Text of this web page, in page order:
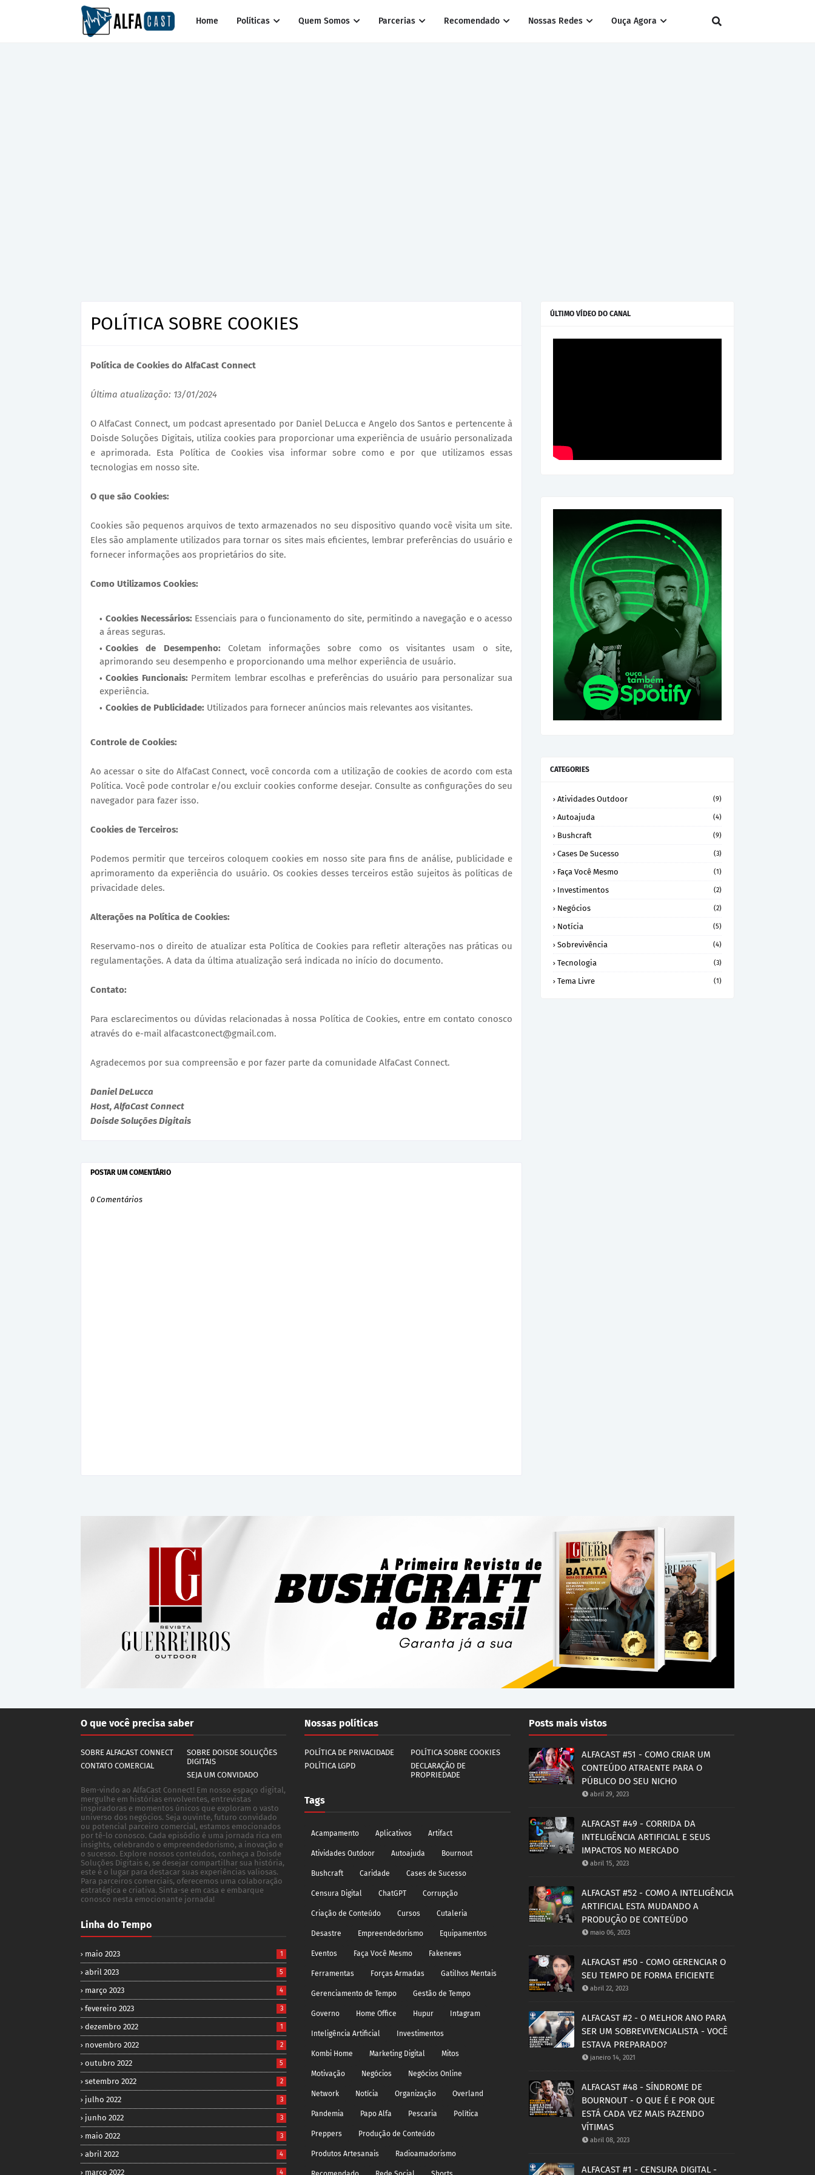
Home Políticas Quem Somos Parcerias Recomendado Nossas Redes Ouça Agora
POLÍTICA SOBRE COOKIES
Política de Cookies do AlfaCast Connect
Última atualização: 13/01/2024
O AlfaCast Connect, um podcast apresentado por Daniel DeLucca e Angelo dos Santos e pertencente à
Doisde Soluções Digitais, utiliza cookies para proporcionar uma experiência de usuário personalizada
e aprimorada. Esta Política de Cookies visa informar sobre como e por que utilizamos essas
tecnologias em nosso site.
O que são Cookies:
Cookies são pequenos arquivos de texto armazenados no seu dispositivo quando você visita um site.
Eles são amplamente utilizados para tornar os sites mais eficientes, lembrar preferências do usuário e
fornecer informações aos proprietários do site.
Como Utilizamos Cookies:
Cookies Necessários: Essenciais para o funcionamento do site, permitindo a navegação e o acesso
a áreas seguras.
Cookies de Desempenho: Coletam informações sobre como os visitantes usam o site,
aprimorando seu desempenho e proporcionando uma melhor experiência de usuário.
Cookies Funcionais: Permitem lembrar escolhas e preferências do usuário para personalizar sua
experiência.
Cookies de Publicidade: Utilizados para fornecer anúncios mais relevantes aos visitantes.
Controle de Cookies:
Ao acessar o site do AlfaCast Connect, você concorda com a utilização de cookies de acordo com esta
Política. Você pode controlar e/ou excluir cookies conforme desejar. Consulte as configurações do seu
navegador para fazer isso.
Cookies de Terceiros:
Podemos permitir que terceiros coloquem cookies em nosso site para fins de análise, publicidade e
aprimoramento da experiência do usuário. Os cookies desses terceiros estão sujeitos às políticas de
privacidade deles.
Alterações na Política de Cookies:
Reservamo-nos o direito de atualizar esta Política de Cookies para refletir alterações nas práticas ou
regulamentações. A data da última atualização será indicada no início do documento.
Contato:
Para esclarecimentos ou dúvidas relacionadas à nossa Política de Cookies, entre em contato conosco
através do e-mail alfacastconect@gmail.com.
Agradecemos por sua compreensão e por fazer parte da comunidade AlfaCast Connect.
Daniel DeLucca
Host, AlfaCast Connect
Doisde Soluções Digitais
POSTAR UM COMENTÁRIO
0 Comentários
ÚLTIMO VÍDEO DO CANAL
CATEGORIES
Atividades Outdoor (9)
Autoajuda (4)
Bushcraft (9)
Cases De Sucesso (3)
Faça Você Mesmo (1)
Investimentos (2)
Negócios (2)
Notícia (5)
Sobrevivência (4)
Tecnologia (3)
Tema Livre (1)
O que você precisa saber
SOBRE ALFACAST CONNECT
SOBRE DOISDE SOLUÇÕES
DIGITAIS
CONTATO COMERCIAL
SEJA UM CONVIDADO
Bem-vindo ao AlfaCast Connect! Em nosso espaço digital,
mergulhe em histórias envolventes, entrevistas
inspiradoras e momentos únicos que exploram o vasto
universo dos negócios. Seja ouvinte, futuro convidado
ou potencial parceiro comercial, estamos emocionados
por tê-lo conosco. Cada episódio é uma jornada rica em
insights, celebrando o empreendedorismo, a inovação e
o sucesso. Explore nossos conteúdos, conheça a Doisde
Soluções Digitais e, se desejar compartilhar sua história,
este é o lugar para destacar suas experiências valiosas.
Para parceiros comerciais, oferecemos uma colaboração
estratégica e criativa. Sinta-se em casa e embarque
conosco nesta emocionante jornada!
Linha do Tempo
maio 2023 1
abril 2023 5
março 2023 4
fevereiro 2023 3
dezembro 2022 1
novembro 2022 2
outubro 2022 5
setembro 2022 2
julho 2022 3
junho 2022 3
maio 2022 3
abril 2022 4
março 2022 4
Nossas políticas
POLÍTICA DE PRIVACIDADE
POLÍTICA SOBRE COOKIES
POLÍTICA LGPD
DECLARAÇÃO DE
PROPRIEDADE
Tags
Acampamento Aplicativos Artifact
Atividades Outdoor Autoajuda Bournout
Bushcraft Caridade Cases de Sucesso
Censura Digital ChatGPT Corrupção
Criação de Conteúdo Cursos Cutaleria
Desastre Empreendedorismo Equipamentos
Eventos Faça Você Mesmo Fakenews
Ferramentas Forças Armadas Gatilhos Mentais
Gerenciamento de Tempo Gestão de Tempo
Governo Home Office Hupur Intagram
Inteligência Artificial Investimentos
Kombi Home Marketing Digital Mitos
Motivação Negócios Negócios Online
Network Notícia Organização Overland
Pandemia Papo Alfa Pescaria Política
Preppers Produção de Conteúdo
Produtos Artesanais Radioamadorismo
Posts mais vistos
ALFACAST #51 - COMO CRIAR UM
CONTEÚDO ATRAENTE PARA O
PÚBLICO DO SEU NICHO
abril 29, 2023
ALFACAST #49 - CORRIDA DA
INTELIGÊNCIA ARTIFICIAL E SEUS
IMPACTOS NO MERCADO
abril 15, 2023
ALFACAST #52 - COMO A INTELIGÊNCIA
ARTIFICIAL ESTA MUDANDO A
PRODUÇÃO DE CONTEÚDO
maio 06, 2023
ALFACAST #50 - COMO GERENCIAR O
SEU TEMPO DE FORMA EFICIENTE
abril 22, 2023
ALFACAST #2 - O MELHOR ANO PARA
SER UM SOBREVIVENCIALISTA - VOCÊ
ESTAVA PREPARADO?
janeiro 14, 2021
ALFACAST #48 - SÍNDROME DE
BOURNOUT - O QUE É E POR QUE
ESTÁ CADA VEZ MAIS FAZENDO
VÍTIMAS
abril 08, 2023
ALFACAST #1 - CENSURA DIGITAL -